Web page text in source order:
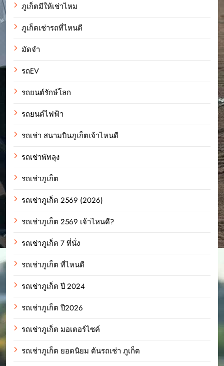
ภูเก็ตมีให้เช่าไหม
ภูเก็ตเช่ารถที่ไหนดี
มัดจำ
รถEV
รถยนต์รักษ์โลก
รถยนต์ไฟฟ้า
รถเช่า สนามบินภูเก็ตเจ้าไหนดี
รถเช่าพัทลุง
รถเช่าภูเก็ต
รถเช่าภูเก็ต 2569 (2026)
รถเช่าภูเก็ต 2569 เจ้าไหนดี?
รถเช่าภูเก็ต 7 ที่นั่ง
รถเช่าภูเก็ต ที่ไหนดี
รถเช่าภูเก็ต ปี 2024
รถเช่าภูเก็ต ปี2026
รถเช่าภูเก็ต มอเตอร์ไซค์
รถเช่าภูเก็ต ยอดนิยม ต้นรถเช่า ภูเก็ต